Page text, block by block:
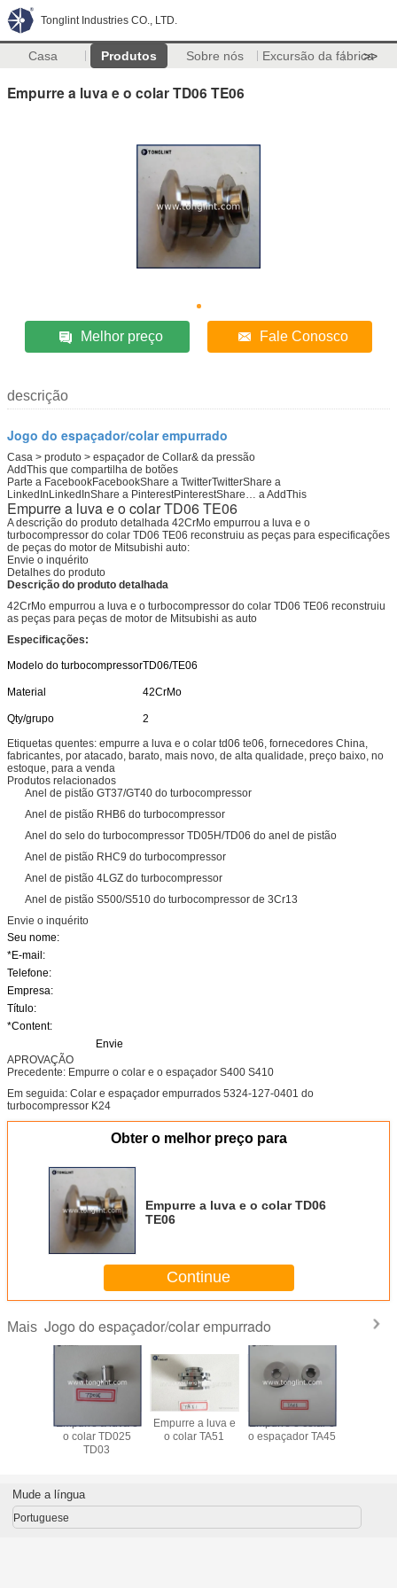
Tonglint Industries CO., LTD.
Casa Produtos Sobre nós Excursão da fábrica
>>
Empurre a luva e o colar TD06 TE06
Melhor preço Fale Conosco
descrição
Jogo do espaçador/colar empurrado
Casa > produto > espaçador de Collar& da pressão
AddThis que compartilha de botões
Parte a FacebookFacebookShare a TwitterTwitterShare a
LinkedInLinkedInShare a PinterestPinterestShare… a AddThis
Empurre a luva e o colar TD06 TE06
A descrição do produto detalhada 42CrMo empurrou a luva e o
turbocompressor do colar TD06 TE06 reconstruiu as peças para especificações
de peças do motor de Mitsubishi auto:
Envie o inquérito
Detalhes do produto
Descrição do produto detalhada
42CrMo empurrou a luva e o turbocompressor do colar TD06 TE06 reconstruiu
as peças para peças de motor de Mitsubishi as auto
Especificações:
Modelo do turbocompressorTD06/TE06
Material 42CrMo
Qty/grupo
2
Etiquetas quentes: empurre a luva e o colar td06 te06, fornecedores China,
fabricantes, por atacado, barato, mais novo, de alta qualidade, preço baixo, no
estoque, para a venda
Produtos relacionados
Anel de pistão GT37/GT40 do turbocompressor
Anel de pistão RHB6 do turbocompressor
Anel do selo do turbocompressor TD05H/TD06 do anel de pistão
Anel de pistão RHC9 do turbocompressor
Anel de pistão 4LGZ do turbocompressor
Anel de pistão S500/S510 do turbocompressor de 3Cr13
Envie o inquérito
Seu nome:
*E-mail:
Telefone:
Empresa:
Título:
*Content:
Envie
APROVAÇÃO
Precedente: Empurre o colar e o espaçador S400 S410
Em seguida: Colar e espaçador empurrados 5324-127-0401 do
turbocompressor K24
Obter o melhor preço para
Empurre a luva e o colar TD06
TE06
Continue
Mais Jogo do espaçador/colar empurrado
Empurre a luva e
o colar TD025
TD03
Empurre a luva e
o colar TA51
Empurre o colar e
o espaçador TA45
Mude a língua
Portuguese